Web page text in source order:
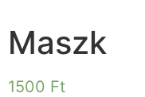
Maszk
1500 Ft